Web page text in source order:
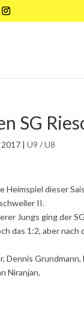
SG
2017 | U9 / U8
Heimspiel dieser
II.
Jungs ging der
das 1:2, aber
Dennis
Niranjan,